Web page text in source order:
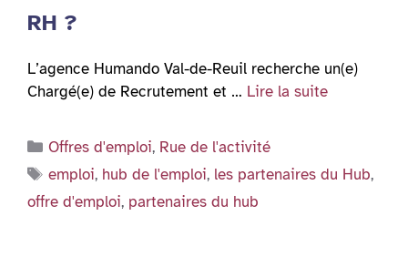
RH ?
L’agence Humando Val-de-Reuil recherche un(e)
Chargé(e) de Recrutement et … Lire la suite
Catégories
Offres d'emploi, Rue de l'activité
Étiquettes
emploi, hub de l'emploi, les partenaires du Hub,
offre d'emploi, partenaires du hub